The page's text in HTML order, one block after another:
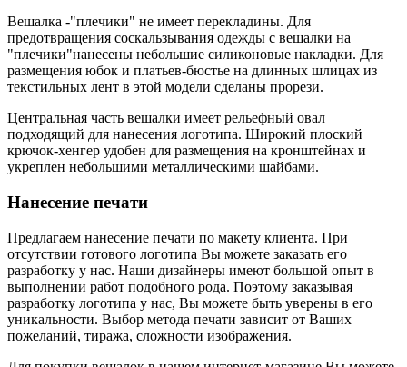
Вешалка -"плечики" не имеет перекладины. Для
предотвращения соскальзывания одежды с вешалки на
"плечики"нанесены небольшие силиконовые накладки. Для
размещения юбок и платьев-бюстье на длинных шлицах из
текстильных лент в этой модели сделаны прорези.
Центральная часть вешалки имеет рельефный овал
подходящий для нанесения логотипа. Широкий плоский
крючок-хенгер удобен для размещения на кронштейнах и
укреплен небольшими металлическими шайбами.
Нанесение печати
Предлагаем нанесение печати по макету клиента. При
отсутствии готового логотипа Вы можете заказать его
разработку у нас. Наши дизайнеры имеют большой опыт в
выполнении работ подобного рода. Поэтому заказывая
разработку логотипа у нас, Вы можете быть уверены в его
уникальности. Выбор метода печати зависит от Ваших
пожеланий, тиража, сложности изображения.